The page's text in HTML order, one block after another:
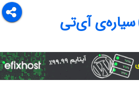
سیاره‌ی آی‌تی